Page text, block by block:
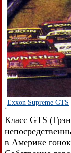
Exxon Supreme GTS
Класс GTS
в Америке